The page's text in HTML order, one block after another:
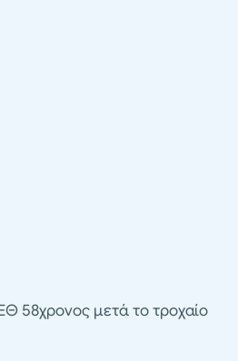
58χρονος μετά το τροχαίο